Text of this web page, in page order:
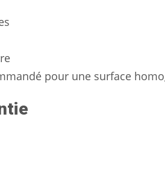
pour une surface